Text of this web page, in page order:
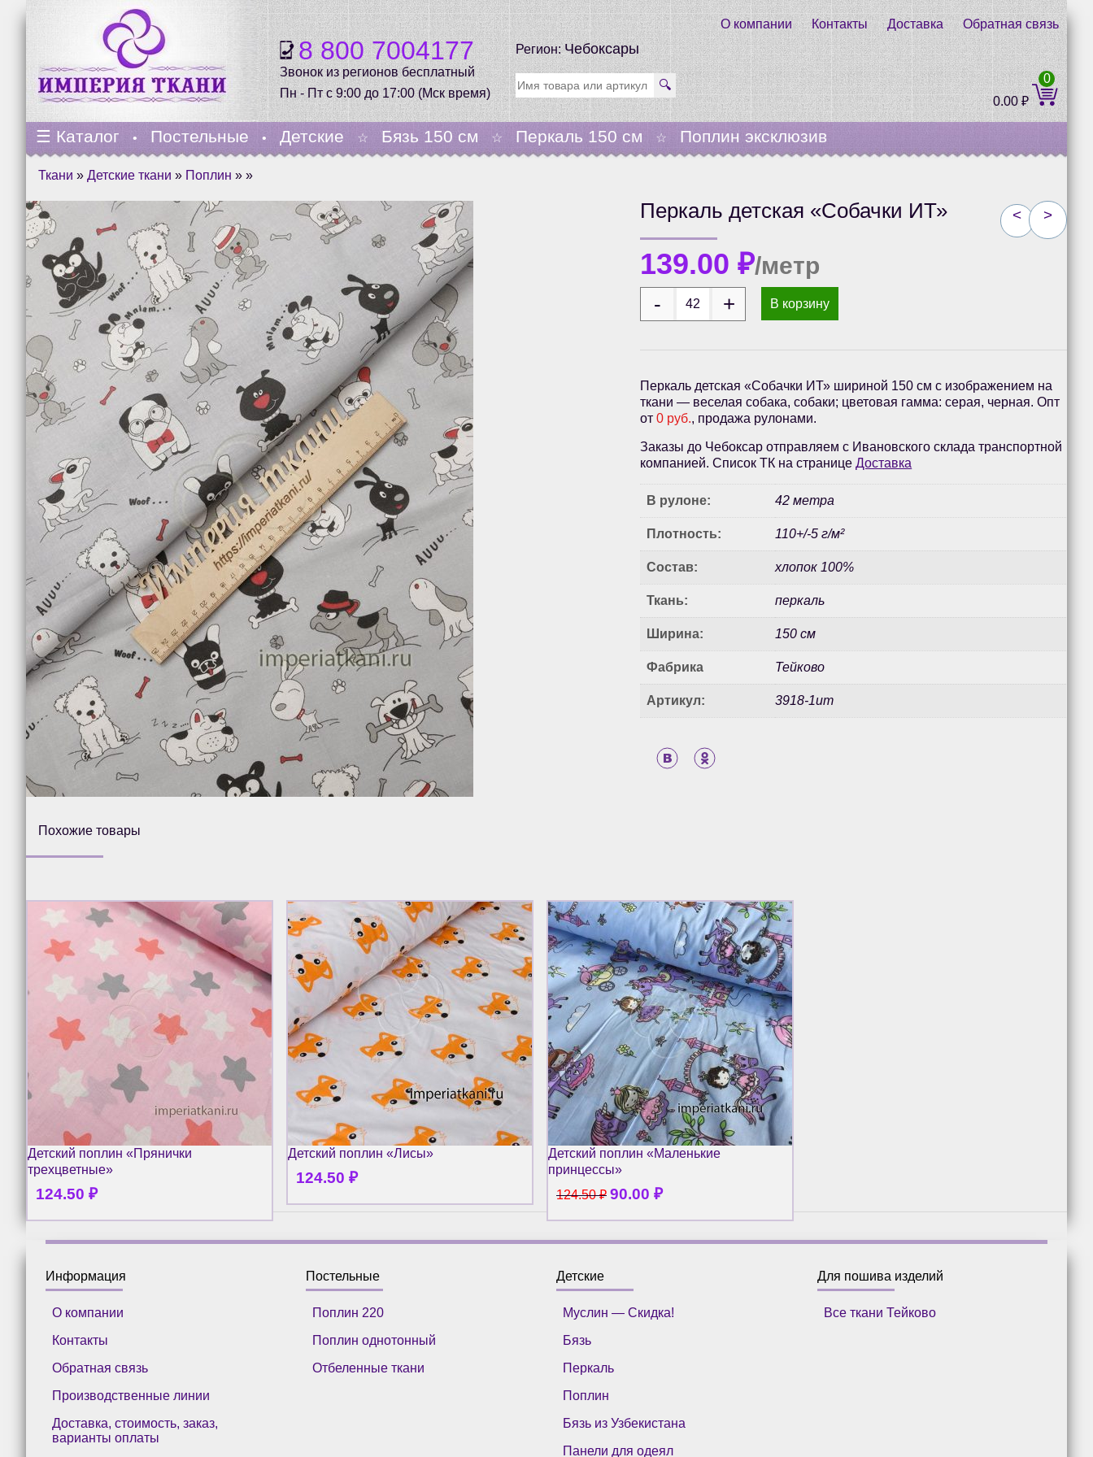
8 800 7004177
Звонок из регионов бесплатный
Пн - Пт с 9:00 до 17:00 (Мск время)
О компании Контакты Доставка
Обратная связь
Регион:Чебоксары
🔍
0.00₽
0
☰ Каталог • Постельные • Детские ☆ Бязь 150 см ☆ Перкаль 150 см ☆ Поплин эксклюзив
Ткани » Детские ткани » Поплин » »
< >
Перкаль детская «Собачки ИТ»
139.00₽/метр
В корзину
Перкаль детская «Собачки ИТ» шириной 150 см с изображением на
ткани — веселая собака, собаки; цветовая гамма: серая, черная. Опт
от0 руб., продажа рулонами.
Заказы до Чебоксар отправляем с Ивановского склада транспортной
компанией. Список ТК на страницеДоставка
В рулоне: 42 метра
Плотность: 110+/-5 г/м²
Состав: хлопок 100%
Ткань: перкаль
Ширина: 150 см
Фабрика Тейково
Артикул: 3918-1ит
Похожие товары
Детский поплин «Прянички
трехцветные»
124.50 ₽
Детский поплин «Лисы»
124.50 ₽
Детский поплин «Маленькие
принцессы»
124.50₽ 90.00 ₽
Информация
О компании
Контакты
Обратная связь
Производственные линии
Доставка, стоимость, заказ,
варианты оплаты
Постельные
Поплин 220
Поплин однотонный
Отбеленные ткани
Детские
Муслин — Скидка!
Бязь
Перкаль
Поплин
Бязь из Узбекистана
Панели для одеял
Для пошива изделий
Все ткани Тейково